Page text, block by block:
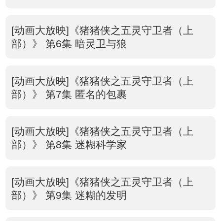
[动画大放映]《猪猪侠之五灵守卫者（上
部）》 第6集 暗灵卫与狼
[动画大放映]《猪猪侠之五灵守卫者（上
部）》 第7集 匿名的包裹
[动画大放映]《猪猪侠之五灵守卫者（上
部）》 第8集 迷糊科学家
[动画大放映]《猪猪侠之五灵守卫者（上
部）》 第9集 迷糊的发明